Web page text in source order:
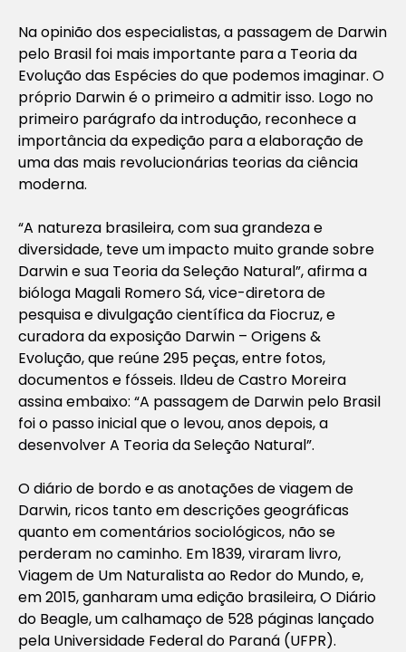
Na opinião dos especialistas, a passagem de Darwin
pelo Brasil foi mais importante para a Teoria da
Evolução das Espécies do que podemos imaginar. O
próprio Darwin é o primeiro a admitir isso. Logo no
primeiro parágrafo da introdução, reconhece a
importância da expedição para a elaboração de
uma das mais revolucionárias teorias da ciência
moderna.
“A natureza brasileira, com sua grandeza e
diversidade, teve um impacto muito grande sobre
Darwin e sua Teoria da Seleção Natural”, afirma a
bióloga Magali Romero Sá, vice-diretora de
pesquisa e divulgação científica da Fiocruz, e
curadora da exposição Darwin – Origens &
Evolução, que reúne 295 peças, entre fotos,
documentos e fósseis. Ildeu de Castro Moreira
assina embaixo: “A passagem de Darwin pelo Brasil
foi o passo inicial que o levou, anos depois, a
desenvolver A Teoria da Seleção Natural”.
O diário de bordo e as anotações de viagem de
Darwin, ricos tanto em descrições geográficas
quanto em comentários sociológicos, não se
perderam no caminho. Em 1839, viraram livro,
Viagem de Um Naturalista ao Redor do Mundo, e,
em 2015, ganharam uma edição brasileira, O Diário
do Beagle, um calhamaço de 528 páginas lançado
pela Universidade Federal do Paraná (UFPR).